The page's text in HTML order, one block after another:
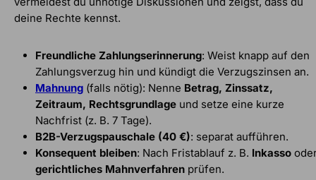
deine Rechte kennst.
Freundliche Zahlungserinnerung: Weist knapp auf den
Zahlungsverzug hin und kündigt die Verzugszinsen an.
Mahnung (falls nötig): Nenne Betrag, Zinssatz,
Zeitraum, Rechtsgrundlage und setze eine kurze
Nachfrist (z. B. 7 Tage).
B2B-Verzugspauschale (40 €): separat aufführen.
Konsequent bleiben: Nach Fristablauf z. B. Inkasso
gerichtliches Mahnverfahren prüfen.